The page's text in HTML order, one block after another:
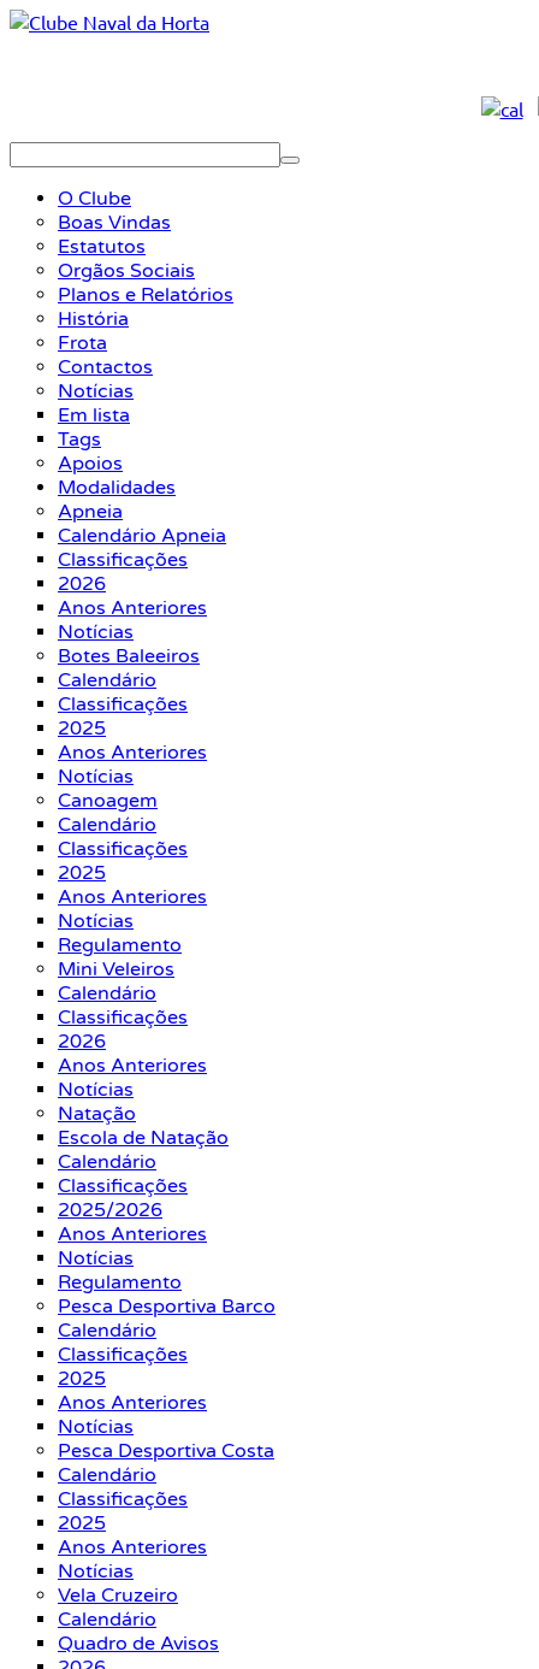
O Clube
Boas Vindas
Estatutos
Orgãos Sociais
Planos e Relatórios
História
Frota
Contactos
Notícias
Em lista
Tags
Apoios
Modalidades
Apneia
Calendário Apneia
Classificações
2026
Anos Anteriores
Notícias
Botes Baleeiros
Calendário
Classificações
2025
Anos Anteriores
Notícias
Canoagem
Calendário
Classificações
2025
Anos Anteriores
Notícias
Regulamento
Mini Veleiros
Calendário
Classificações
2026
Anos Anteriores
Notícias
Natação
Escola de Natação
Calendário
Classificações
2025/2026
Anos Anteriores
Notícias
Regulamento
Pesca Desportiva Barco
Calendário
Classificações
2025
Anos Anteriores
Notícias
Pesca Desportiva Costa
Calendário
Classificações
2025
Anos Anteriores
Notícias
Vela Cruzeiro
Calendário
Quadro de Avisos